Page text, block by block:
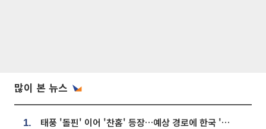
많이 본 뉴스
1. 태풍 '돌핀' 이어 '찬홈' 등장…예상 경로에 한국 '한숨'